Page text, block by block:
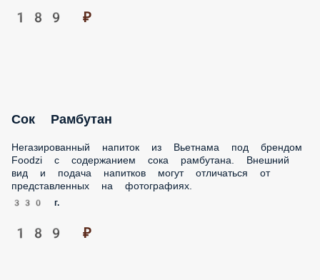
Негазированный напиток из Вьетнама под брендом Foodzi
с содержанием сока рамбутана. Внешний вид и подача
напитков могут отличаться от представленных на
фотографиях.
330 г.